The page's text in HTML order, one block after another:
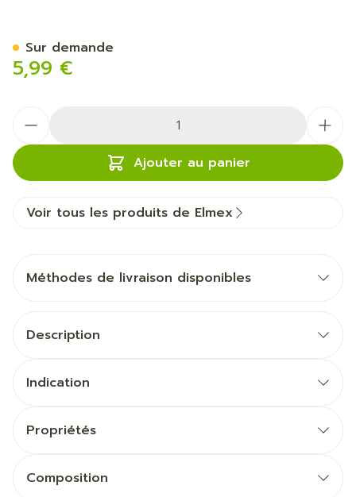
5,99 €
Ajouter au panier
Sur demande
Voir tous les produits de Elmex
Méthodes de livraison disponibles
Description
Indication
Propriétés
Composition